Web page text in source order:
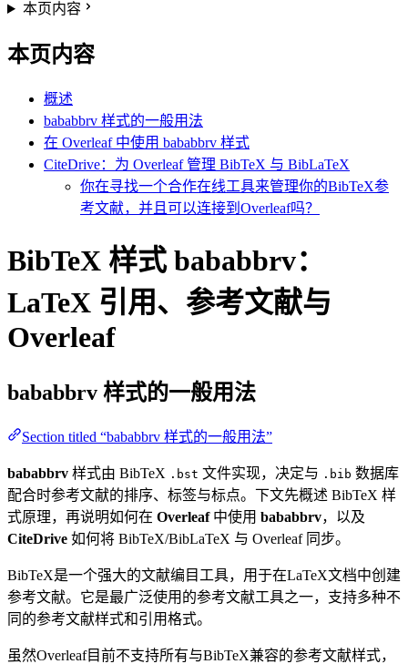
本页内容
本页内容
概述
bababbrv 样式的一般用法
在 Overleaf 中使用 bababbrv 样式
CiteDrive：为 Overleaf 管理 BibTeX 与 BibLaTeX
你在寻找一个合作在线工具来管理你的BibTeX参
考文献，并且可以连接到Overleaf吗？
BibTeX 样式 bababbrv：
LaTeX 引用、参考文献与
Overleaf
bababbrv 样式的一般用法
Section titled “bababbrv 样式的一般用法”
bababbrv 样式由 BibTeX .bst 文件实现，决定与 .bib 数据库
配合时参考文献的排序、标签与标点。下文先概述 BibTeX 样
式原理，再说明如何在 Overleaf中使用 bababbrv，以及
CiteDrive 如何将 BibTeX/BibLaTeX 与 Overleaf 同步。
BibTeX是一个强大的文献编目工具，用于在LaTeX文档中创建
参考文献。它是最广泛使用的参考文献工具之一，支持多种不
同的参考文献样式和引用格式。
虽然Overleaf目前不支持所有与BibTeX兼容的参考文献样式，